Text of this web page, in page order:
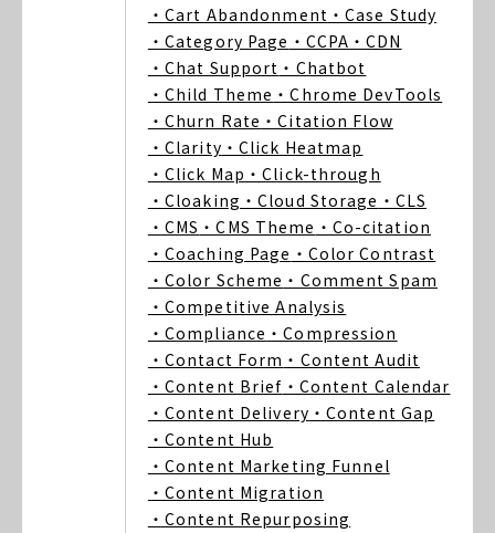
・Cart Abandonment ・Case Study
・Category Page ・CCPA ・CDN
・Chat Support ・Chatbot
・Child Theme ・Chrome DevTools
・Churn Rate ・Citation Flow
・Clarity ・Click Heatmap
・Click Map ・Click-through
・Cloaking ・Cloud Storage ・CLS
・CMS ・CMS Theme ・Co-citation
・Coaching Page ・Color Contrast
・Color Scheme ・Comment Spam
・Competitive Analysis
・Compliance ・Compression
・Contact Form ・Content Audit
・Content Brief ・Content Calendar
・Content Delivery ・Content Gap
・Content Hub
・Content Marketing Funnel
・Content Migration
・Content Repurposing